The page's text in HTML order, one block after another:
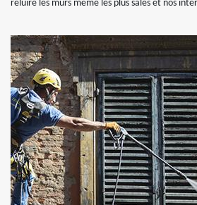
reluire les murs même les plus sales et nos